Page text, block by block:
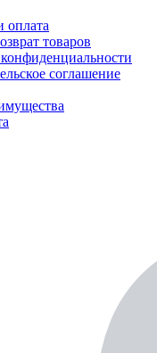
оплата
товаров
соглашение